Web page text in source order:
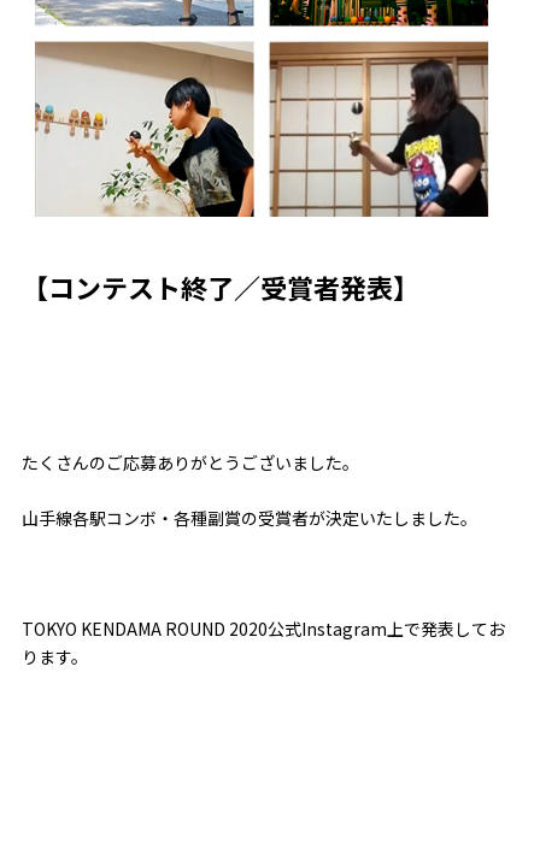
【コンテスト終了／受賞者発表】
たくさんのご応募ありがとうございました。
山手線各駅コンボ・各種副賞の受賞者が決定いたしました。
TOKYO KENDAMA ROUND 2020公式Instagram上で発表してお
ります。